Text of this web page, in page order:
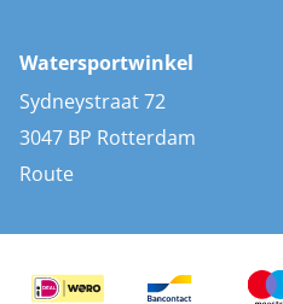
AIS transponders
Stootwillen en fenders
Bootkussens
Zwemtrappen
Watersportwinkel
Sydneystraat 72
3047 BP Rotterdam
Route